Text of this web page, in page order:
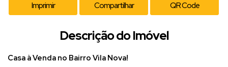
Imprimir Compartilhar QR Code
Descrição do Imóvel
Casa à Venda no Bairro Vila Nova!